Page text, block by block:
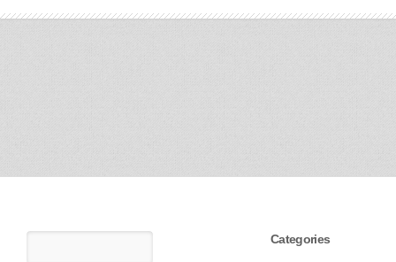
Categories